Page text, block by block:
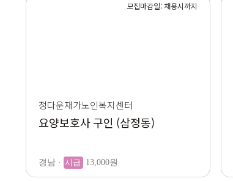
모집마감일: 채용시까지
정다운재가노인복지센터
요양보호사 구인 (삼정동)
경남 · 시급 13,000원